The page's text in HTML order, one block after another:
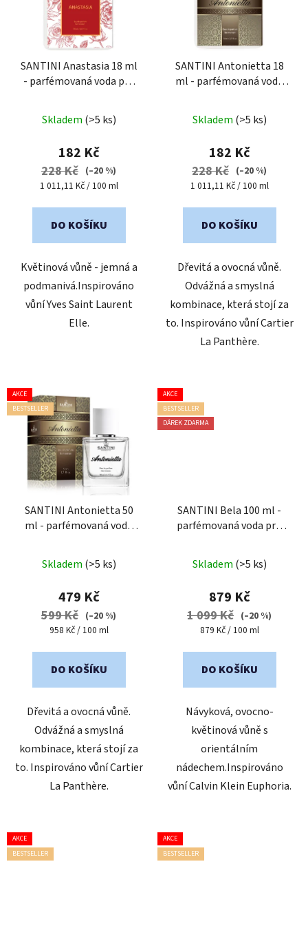
SANTINI Anastasia 18 ml
- parfémovaná voda pro
balení
hodnocení
produktu
je
5,0
5
Skladem (>5 ks)
182 Kč
228 Kč (–20 %)
Měrná
1 011,11 Kč / 100 ml
DO KOŠÍKU
Květinová vůně - jemná a
podmanivá.Inspirováno
vůní Yves Saint Laurent
Elle.
SANTINI Antonietta 18
ml - parfémovaná voda
balení
hodnocení
produktu
je
4,2
5
Skladem (>5 ks)
182 Kč
228 Kč (–20 %)
Měrná
1 011,11 Kč / 100 ml
DO KOŠÍKU
Dřevitá a ovocná vůně.
Odvážná a smyslná
kombinace, která stojí za
to. Inspirováno vůní Cartier
La Panthère.
AKCE
BESTSELLER
SANTINI Antonietta 50
ml - parfémovaná voda
hodnocení
produktu
je
5,0
5
Skladem (>5 ks)
479 Kč
599 Kč (–20 %)
Měrná
958 Kč / 100 ml
DO KOŠÍKU
Dřevitá a ovocná vůně.
Odvážná a smyslná
kombinace, která stojí za
to. Inspirováno vůní Cartier
La Panthère.
AKCE
BESTSELLER
DÁREK ZDARMA
SANTINI Bela 100 ml -
parfémovaná voda pro
hodnocení
produktu
je
5,0
5
Skladem (>5 ks)
879 Kč
1 099 Kč (–20 %)
Měrná
879 Kč / 100 ml
DO KOŠÍKU
Návyková, ovocno-
květinová vůně s
orientálním
nádechem.Inspirováno
vůní Calvin Klein Euphoria.
AKCE
BESTSELLER
AKCE
BESTSELLER